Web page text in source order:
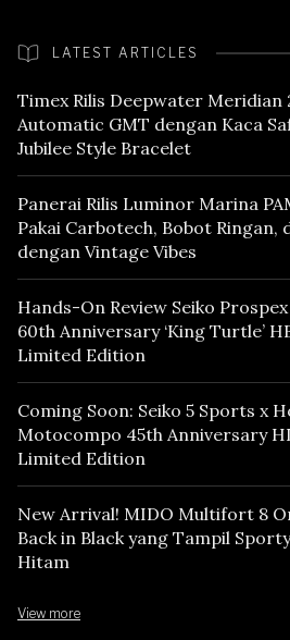
LATEST ARTICLES
Timex Rilis Deepwater Meridian
Automatic GMT dengan Kaca
Jubilee Style Bracelet
Panerai Rilis Luminor Marina
Pakai Carbotech, Bobot Ringan,
dengan Vintage Vibes
Hands-On Review Seiko Prospex
60th Anniversary ‘King Turtle’
Limited Edition
Coming Soon: Seiko 5 Sports x
Motocompo 45th Anniversary
Limited Edition
New Arrival! MIDO Multifort 8
Back in Black yang Tampil
Hitam
View more